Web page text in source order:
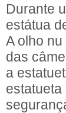
Durante
estátua
A olho
das
a